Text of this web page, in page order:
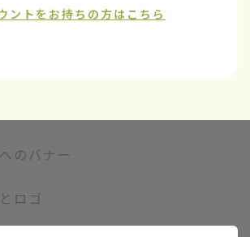
ントをお持ちの方はこちら